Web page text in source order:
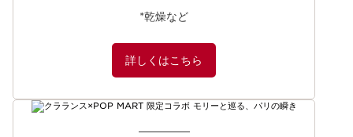
*乾燥など​
詳しくはこちら